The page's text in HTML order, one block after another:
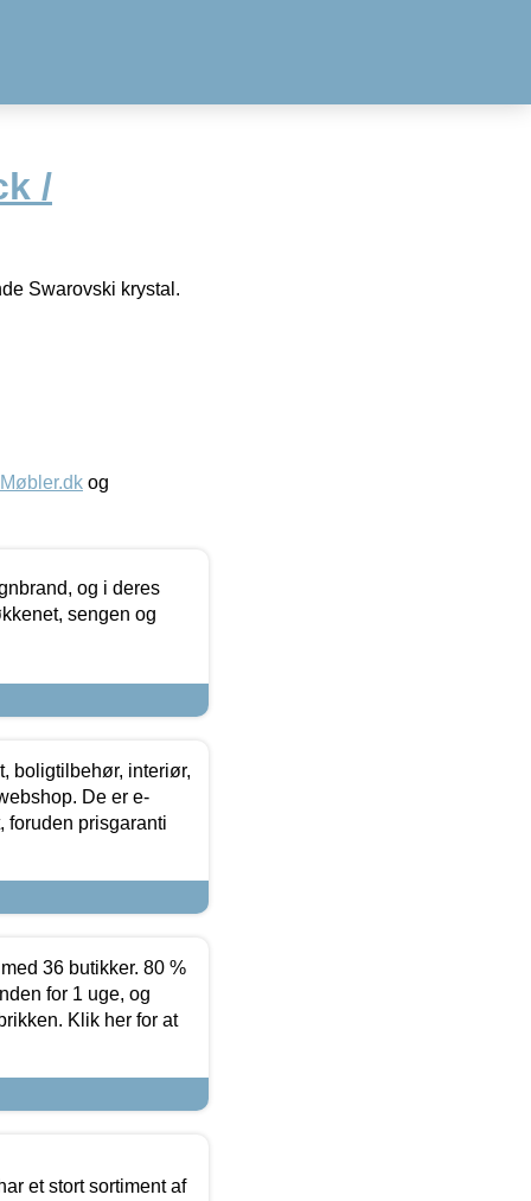
/
Swarovski krystal.
og
og i deres
sengen og
boligtilbehør, interiør,
De er e-
foruden prisgaranti
36 butikker. 80 %
for 1 uge, og
Klik her for at
et stort sortiment af